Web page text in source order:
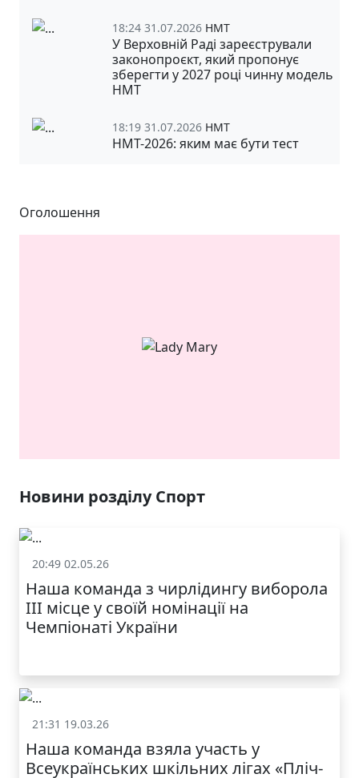
18:24 31.07.2026 НМТ
У Верховній Раді зареєстрували
законопроєкт, який пропонує
зберегти у 2027 році чинну модель
НМТ
18:19 31.07.2026 НМТ
НМТ-2026: яким має бути тест
Оголошення
У ЛЬВОВІ
МОДНИЙ ДИТЯЧИЙ
ОДЯГ ПО ДОСТУПНІЙ ЦІНІ
Новини розділу Спорт
20:49 02.05.26
Наша команда з чирлідингу виборола
ІІІ місце у своїй номінації на
Чемпіонаті України
21:31 19.03.26
Наша команда взяла участь у
Всеукраїнських шкільних лігах «Пліч-